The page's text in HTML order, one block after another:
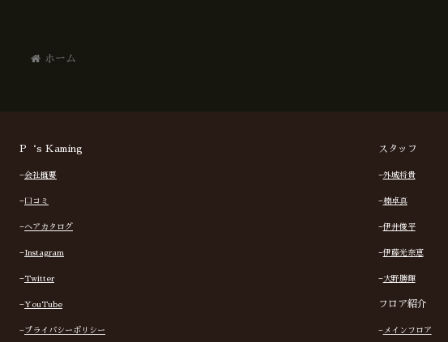
ホーム
P‘s Kaming
−会社概要
− 口コミ
−ヘアカタログ
−Instagram
−Twitter
−YouTube
−プライバシーポリシー
スタッフ
−外城将貴
−楠卓真
−伊井俊平
−伊藤光奈恵
−大野勝輝
フロア紹介
−メインフロア